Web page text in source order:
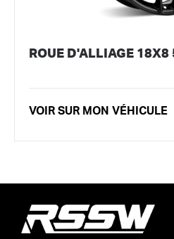
ROUE D'ALLIAGE 18X8
VOIR SUR MON VÉHICULE